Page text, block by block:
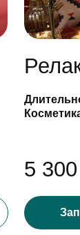
Записаться